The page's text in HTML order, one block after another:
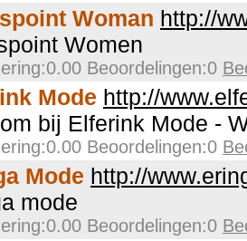
Woman http://
Women
Beoordelingen:0
Mode http://
bij Elferink Mode -
Beoordelingen:0
Mode http://
mode
Beoordelingen:0